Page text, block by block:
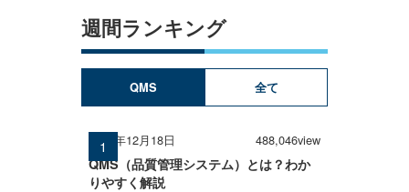
週間ランキング
QMS 全て
2024年12月18日 488,046view
QMS（品質管理システム）とは？わか
りやすく解説